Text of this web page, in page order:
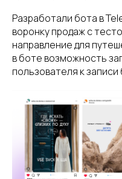
Разработали бота в
воронку продаж с
направление для
в боте возможность
пользователя к